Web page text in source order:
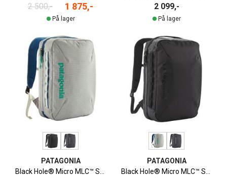
2 500,- 1 875,-
På lager
2 099,-
På lager
PATAGONIA
Black Hole® Micro MLC™ Sekk | 22 Liter
PATAGONIA
Black Hole® Micro MLC™ Sekk | 22 Liter